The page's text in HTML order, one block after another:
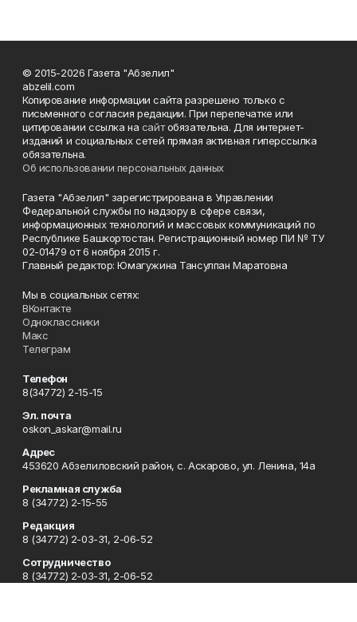
© 2015-2026 Газета "Абзелил"
abzelil.com
Копирование информации сайта разрешено только с
письменного согласия редакции. При перепечатке или
цитировании ссылка на сайтобязательна. Для интернет-
изданий и социальных сетей прямая активная гиперссылка
обязательна.
Об использовании персональных данных
Газета "Абзелил" зарегистрирована в Управлении
Федеральной службы по надзору в сфере связи,
информационных технологий и массовых коммуникаций по
Республике Башкортостан. Регистрационный номер ПИ № ТУ
02-01479 от 6 ноября 2015 г.
Главный редактор: Юмагужина Тансулпан Маратовна
Мы в социальных сетях:
ВКонтакте
Одноклассники
Макс
Телеграм
Телефон
8(34772) 2-15-15
Эл. почта
oskon_askar@mail.ru
Адрес
453620 Абзелиловский район, с. Аскарово, ул. Ленина, 14а
Рекламная служба
8 (34772) 2-15-55
Редакция
8 (34772) 2-03-31, 2-06-52
Сотрудничество
8 (34772) 2-03-31, 2-06-52